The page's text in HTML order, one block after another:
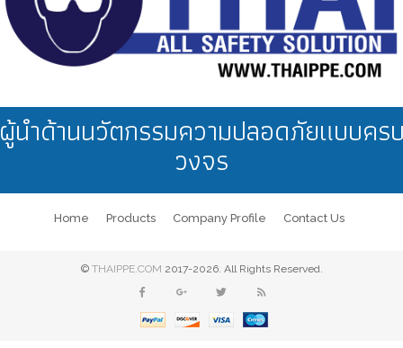
นำด้านนวัตกรรมความปลอดภัยแบบคร
วงจร
Home Products Company Profile Contact Us
© THAIPPE.COM 2017-2026. All Rights Reserved.